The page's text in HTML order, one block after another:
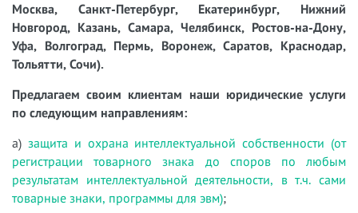
Москва, Санкт-Петербург, Екатеринбург, Нижний
Новгород, Казань, Самара, Челябинск, Ростов-на-Дону,
Уфа, Волгоград, Пермь, Воронеж, Саратов, Краснодар,
Тольятти, Сочи).
Предлагаем своим клиентам наши юридические услуги
по следующим направлениям:
а) защита и охрана интеллектуальной собственности (от
регистрации товарного знака до споров по любым
результатам интеллектуальной деятельности, в т.ч. сами
товарные знаки, программы для эвм);